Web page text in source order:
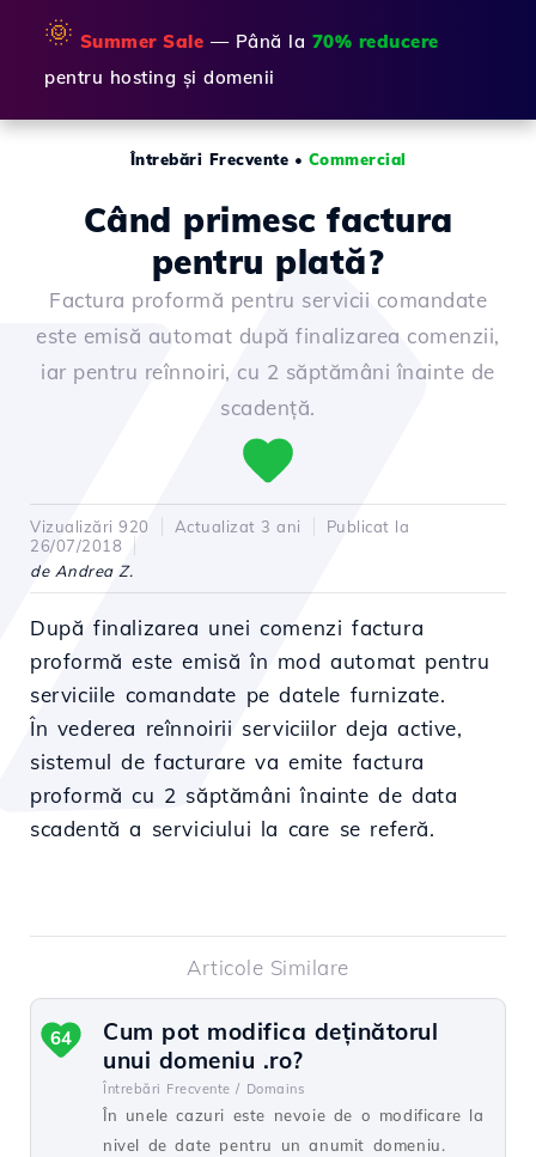
🌞 Summer Sale — Până la 70% reducere
pentru hosting și domenii
Întrebări Frecvente • Commercial
Când primesc factura
pentru plată?
Factura proformă pentru servicii comandate
este emisă automat după finalizarea comenzii,
iar pentru reînnoiri, cu 2 săptămâni înainte de
scadență.
Vizualizări 920 Actualizat 3 ani
Publicat la
26/07/2018
de Andrea Z.
După finalizarea unei comenzi factura
proformă este emisă în mod automat pentru
serviciile comandate pe datele furnizate.
În vederea reînnoirii serviciilor deja active,
sistemul de facturare va emite factura
proformă cu 2 săptămâni înainte de data
scadentă a serviciului la care se referă.
Articole Similare
Cum pot modifica deținătorul
unui domeniu .ro?
Întrebări Frecvente / Domains
În unele cazuri este nevoie de o modificare la
nivel de date pentru un anumit domeniu.
64